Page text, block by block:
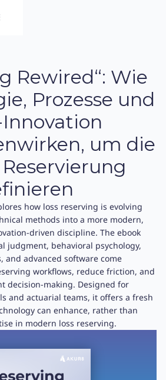
Rewired“: Wie
Prozesse und
um die
how loss reserving is evolving
methods into a more modern,
driven discipline. The ebook
judgment, behavioral psychology,
and advanced software come
workflows, reduce friction, and
decision-making. Designed for
and actuarial teams, it offers a fresh
can enhance, rather than
in modern loss reserving.